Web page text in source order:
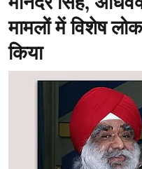
मामलों में विशेष
किया